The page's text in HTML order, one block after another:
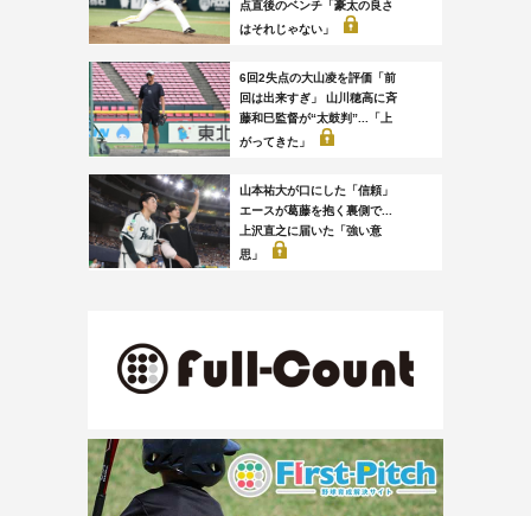
点直後のベンチ「豪太の良さ
はそれじゃない」
6回2失点の大山凌を評価「前
回は出来すぎ」 山川穂高に斉
藤和巳監督が“太鼓判”...「上
がってきた」
山本祐大が口にした「信頼」
エースが葛藤を抱く裏側で...
上沢直之に届いた「強い意
思」